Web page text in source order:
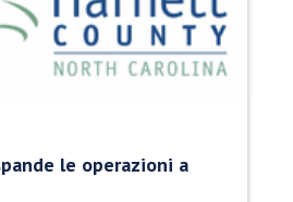
le operazioni a